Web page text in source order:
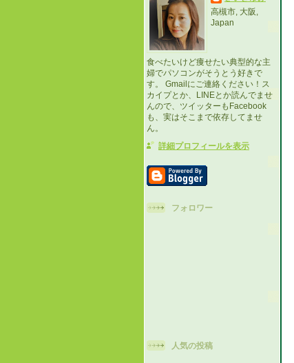
高槻市, 大阪,
Japan
食べたいけど痩せたい典型的な主
婦でパソコンがそうとう好きで
す。 Gmailにご連絡ください！ス
カイプとか、LINEとか読んでませ
んので、ツイッターもFacebook
も、実はそこまで依存してませ
ん。
詳細プロフィールを表示
フォロワー
人気の投稿